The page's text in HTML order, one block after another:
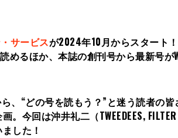
サービスが2024年10月からスタート
るほか、本誌の創刊号から最新号が
、“どの号を読もう？”と迷う読者の
今回は沖井礼二（TWEEDEES,
した！